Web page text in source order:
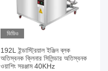
ভিডিও
192L ইন্ডাস্ট্রিয়াল ইঞ্জিন ব্লক
অতিস্বনক ক্লিনার সিলিন্ডার অতিস্বনক
ওয়াশিং সরঞ্জাম 40KHz